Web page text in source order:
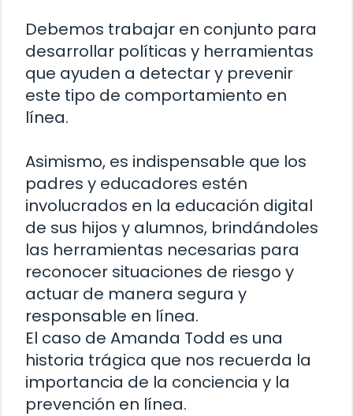
Debemos trabajar en conjunto para
desarrollar políticas y herramientas
que ayuden a detectar y prevenir
este tipo de comportamiento en
línea.
Asimismo, es indispensable que los
padres y educadores estén
involucrados en la educación digital
de sus hijos y alumnos, brindándoles
las herramientas necesarias para
reconocer situaciones de riesgo y
actuar de manera segura y
responsable en línea.
El caso de Amanda Todd es una
historia trágica que nos recuerda la
importancia de la conciencia y la
prevención en línea.